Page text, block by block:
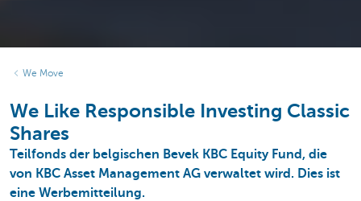
We Move
We Like Responsible Investing Classic
Shares
Teilfonds der belgischen Bevek KBC Equity Fund, die
von KBC Asset Management AG verwaltet wird. Dies ist
eine Werbemitteilung.